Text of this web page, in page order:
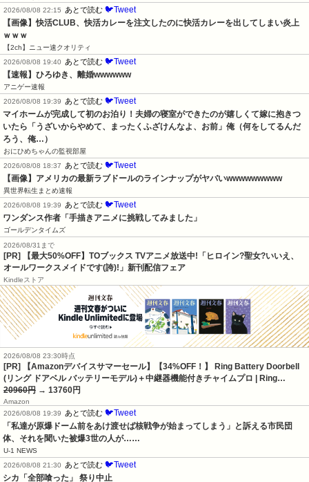
2026/08/08 22:15
あとで読む 🐦Tweet
【画像】快活CLUB、快活カレーを注文したのに快活カレーを出してしまい炎上
ｗｗｗ
【2ch】ニュー速クオリティ
2026/08/08 19:40
あとで読む 🐦Tweet
【速報】ひろゆき、離婚wwwwww
アニゲー速報
2026/08/08 19:39
あとで読む 🐦Tweet
マイホームが完成して初のお泊り！夫婦の寝室ができたのが嬉しくて嫁に抱きつ
いたら「うざいからやめて、まったくふざけんなよ、お前」俺（何をしてるんだ
ろう、俺…）
おにひめちゃんの監視部屋
2026/08/08 18:37
あとで読む 🐦Tweet
【画像】アメリカの最新ラブドールのラインナップがヤバいwwwwwwwww
異世界転生まとめ速報
2026/08/08 19:39
あとで読む 🐦Tweet
ワンダンス作者「手描きアニメに挑戦してみました」
ゴールデンタイムズ
2026/08/31まで
[PR] 【最大50%OFF】TOブックス TVアニメ放送中!「ヒロイン?聖女?いいえ、
オールワークスメイドです(誇)!」新刊配信フェア
Kindleストア
2026/08/08 23:30時点
[PR] 【Amazonデバイスサマーセール】【34%OFF！】 Ring Battery Doorbell
(リング ドアベル バッテリーモデル)＋中継器機能付きチャイムプロ | Ring…
20960円 → 13760円
Amazon
2026/08/08 19:39 あとで読む 🐦Tweet
「私達が原爆ドーム前をあけ渡せば核戦争が始まってしまう」と訴える市民団
体、それを聞いた被爆3世の人が……
U-1 NEWS
2026/08/08 21:30 あとで読む 🐦Tweet
シカ「全部喰った」 祭り中止